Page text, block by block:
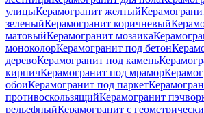
улицыКерамогранит желтый
зеленыйКерамогранит коричневый
матовыйКерамогранит мозаика
моноколорКерамогранит под бетон
деревоКерамогранит под камень
кирпичКерамогранит под мрамор
обоиКерамогранит под паркет
противоскользящийКерамогранит
рельефныйКерамогранит с